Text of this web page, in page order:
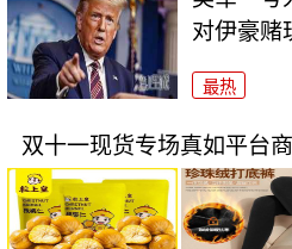
对伊豪赌
最热
双十一现货专场真如平台